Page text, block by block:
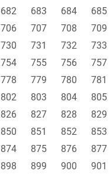
682 683 684 685
706 707 708 709
730 731 732 733
754 755 756 757
778 779 780 781
802 803 804 805
826 827 828 829
850 851 852 853
874 875 876 877
898 899 900 901